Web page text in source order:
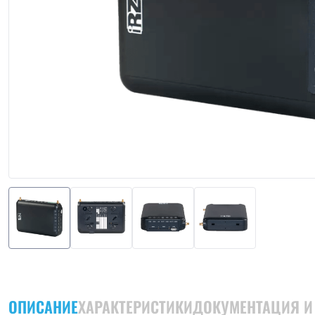
ОПИСАНИЕХАРАКТЕРИСТИКИДОКУМЕНТАЦИЯ